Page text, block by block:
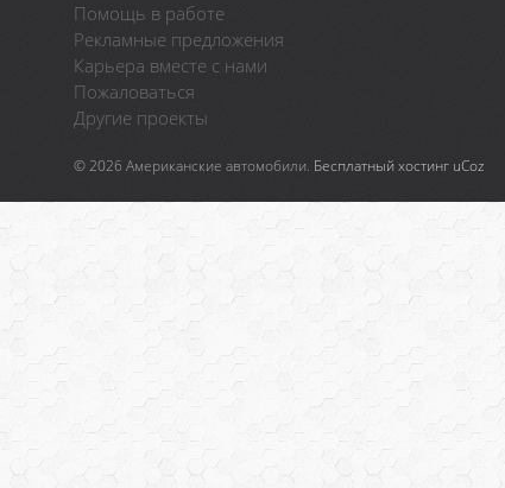
Помощь в работе
Рекламные предложения
Карьера вместе с нами
Пожаловаться
Другие проекты
© 2026 Американские автомобили. Бесплатный хостинг uCoz